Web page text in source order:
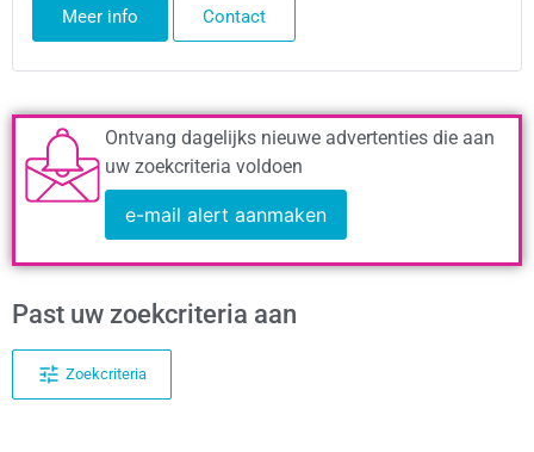
Meer info Contact
Ontvang dagelijks nieuwe advertenties die aan
uw zoekcriteria voldoen
e-mail alert aanmaken
Past uw zoekcriteria aan
Zoekcriteria